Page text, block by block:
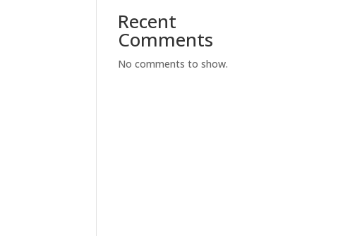
Recent
Comments
No comments to show.